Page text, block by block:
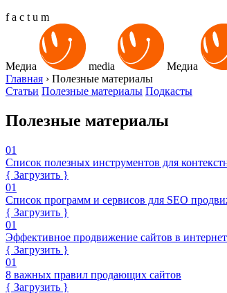
f a c t u m
Медиа media Медиа
Главная › Полезные материалы
Статьи Полезные материалы Подкасты
Полезные материалы
01
Список полезных инструментов для
{ Загрузить }
01
Список программ и сервисов для SEO
{ Загрузить }
01
Эффективное продвижение сайтов в
{ Загрузить }
01
8 важных правил продающих сайтов
{ Загрузить }